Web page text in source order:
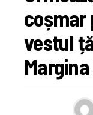
coșmar
vestul